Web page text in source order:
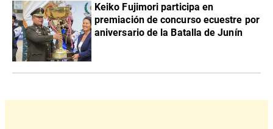
Keiko Fujimori participa en
premiación de concurso ecuestre por
aniversario de la Batalla de Junín